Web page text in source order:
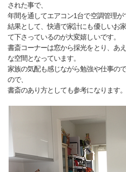
された事で、
年間を通してエアコン1台で空調管理が
結果として、快適で家計にも優しいお
て下さっているのが大変嬉しいです。
書斎コーナーは窓から採光をとり、あ
な空間となっています。
家族の気配も感じながら勉強や仕事の
ので、
書斎のあり方としても参考になります。